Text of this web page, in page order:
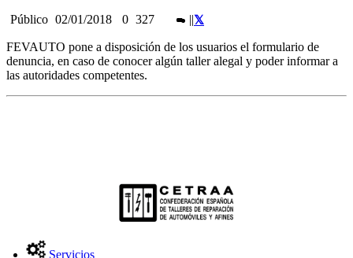
Público 02/01/2018 0 327 ||
FEVAUTO pone a disposición de los usuarios el formulario de
denuncia, en caso de conocer algún taller alegal y poder informar a
las autoridades competentes.
Servicios